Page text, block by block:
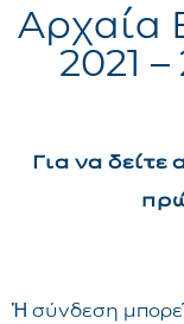
Αρχαία
2021
Για να δείτε
Ἡ σύνδεση μπορεῖ